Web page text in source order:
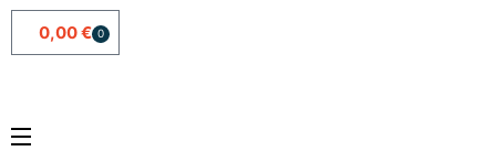
0,00€ 0